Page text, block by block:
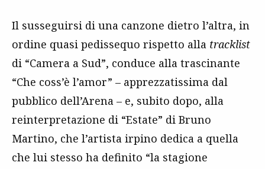
Il susseguirsi di una canzone dietro l’altra, in
ordine quasi pedissequo rispetto alla tracklist
di “Camera a Sud”, conduce alla trascinante
“Che coss’è l’amor” – apprezzatissima dal
pubblico dell’Arena – e, subito dopo, alla
reinterpretazione di “Estate” di Bruno
Martino, che l’artista irpino dedica a quella
che lui stesso ha definito “la stagione